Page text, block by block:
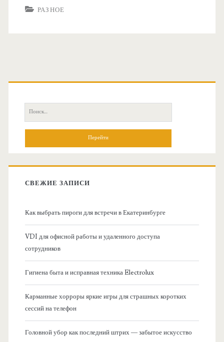
РАЗНОЕ
О
П
о
:
СВЕЖИЕ ЗАПИСИ
Как выбрать пироги для встречи в Екатеринбурге
VDI для офисной работы и удаленного доступа
сотрудников
Гигиена быта и исправная техника Electrolux
Карманные хорроры яркие игры для страшных коротких
сессий на телефон
Головной убор как последний штрих — забытое искусство